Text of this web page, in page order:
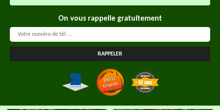
On vous rappelle gratuitement